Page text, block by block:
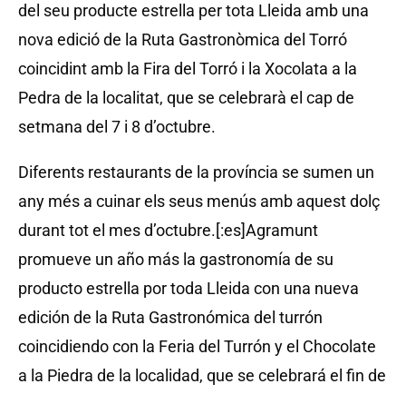
del seu producte estrella per tota Lleida amb una
nova edició de la Ruta Gastronòmica del Torró
coincidint amb la Fira del Torró i la Xocolata a la
Pedra de la localitat, que se celebrarà el cap de
setmana del 7 i 8 d’octubre.
Diferents restaurants de la província se sumen un
any més a cuinar els seus menús amb aquest dolç
durant tot el mes d’octubre.[:es]Agramunt
promueve un año más la gastronomía de su
producto estrella por toda Lleida con una nueva
edición de la Ruta Gastronómica del turrón
coincidiendo con la Feria del Turrón y el Chocolate
a la Piedra de la localidad, que se celebrará el fin de